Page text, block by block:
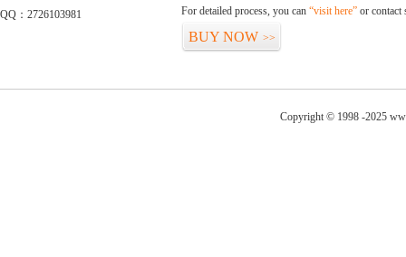
QQ：2726103981
For detailed process, you can “visit here” or contact
BUY NOW >>
Copyright © 1998 -2025